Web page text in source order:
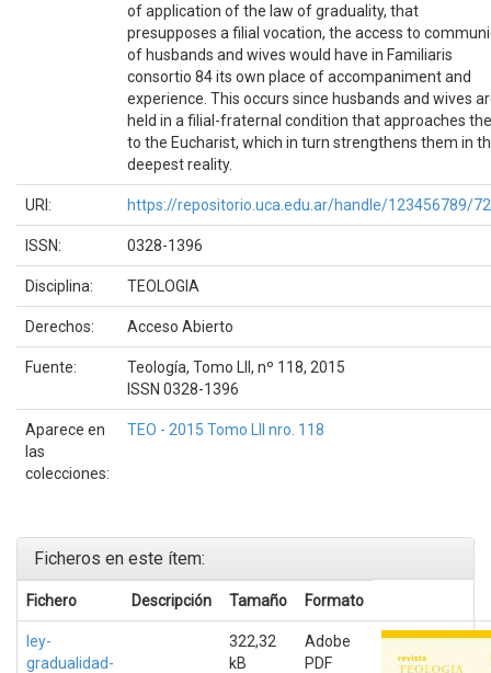
of application of the law of graduality, that
presupposes a filial vocation, the access to
of husbands and wives would have in Familiaris
consortio 84 its own place of accompaniment and
experience. This occurs since husbands and wives
held in a filial-fraternal condition that approaches
to the Eucharist, which in turn strengthens them in
deepest reality.
URI: https://repositorio.uca.edu.ar/handle/123456789/
ISSN: 0328-1396
Disciplina: TEOLOGIA
Derechos: Acceso Abierto
Fuente:
Teología, Tomo LII, nº 118, 2015
ISSN 0328-1396
Aparece en
las
colecciones:
TEO - 2015 Tomo LII nro. 118
Ficheros en este ítem:
Fichero Descripción Tamaño Formato
ley-
gradualidad-
322,32
kB
Adobe
PDF